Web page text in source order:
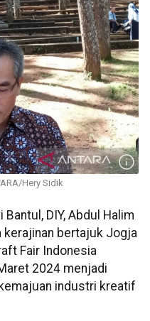
Hery Sidik
Bantul, DIY, Abdul Halim
kerajinan bertajuk Jogja
Fair Indonesia
2024 menjadi
industri kreatif